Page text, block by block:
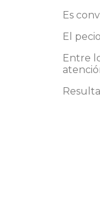
Es
El
Entre